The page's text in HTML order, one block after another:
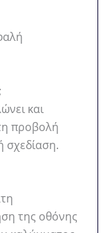
και
προβολή
σχεδίαση.
της οθόνης